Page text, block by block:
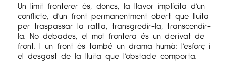
Un límit fronterer és, doncs, la llavor implícita d'un
conflicte, d'un front permanentment obert que lluita
per traspassar la ratlla, transgredir-la, transcendir-
la. No debades, el mot frontera és un derivat de
front. I un front és també un drama humà: l'esforç i
el desgast de la lluita que l'obstacle comporta.